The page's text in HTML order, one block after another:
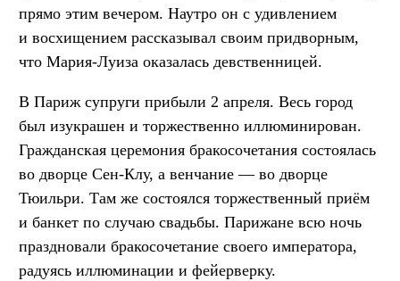
прямо этим вечером. Наутро он с удивлением
и восхищением рассказывал своим придворным,
что Мария-Луиза оказалась девственницей.
В Париж супруги прибыли 2 апреля. Весь город
был изукрашен и торжественно иллюминирован.
Гражданская церемония бракосочетания состоялась
во дворце Сен-Клу, а венчание — во дворце
Тюильри. Там же состоялся торжественный приём
и банкет по случаю свадьбы. Парижане всю ночь
праздновали бракосочетание своего императора,
радуясь иллюминации и фейерверку.